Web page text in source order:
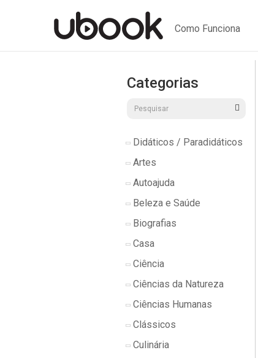
Como Funciona
Categorias
Didáticos / Paradidáticos
Artes
Autoajuda
Beleza e Saúde
Biografias
Casa
Ciência
Ciências da Natureza
Ciências Humanas
Clássicos
Culinária